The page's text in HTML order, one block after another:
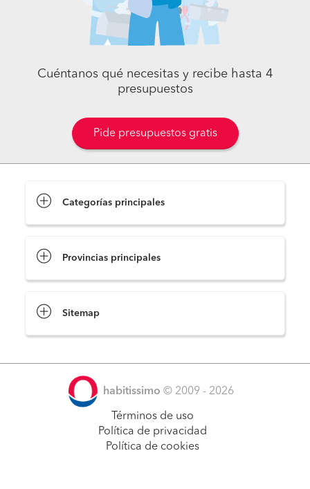
Cuéntanos qué necesitas y recibe hasta 4
presupuestos
Pide presupuestos gratis
Categorías principales
Provincias principales
Sitemap
habitissimo © 2009 - 2026
Términos de uso
Política de privacidad
Política de cookies